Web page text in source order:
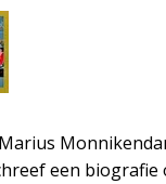
een biografie